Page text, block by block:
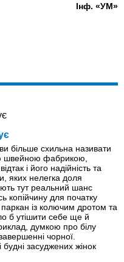
Інф. «УМ»
більше схильна називати
швейною фабрикою,
і його надійність та
яких нелегка доля
тут реальний шанс
копійчину для початку
паркан iз колючим дротом та
б утішити себе ще й
думкою про білу
чорної.
засуджених жінок